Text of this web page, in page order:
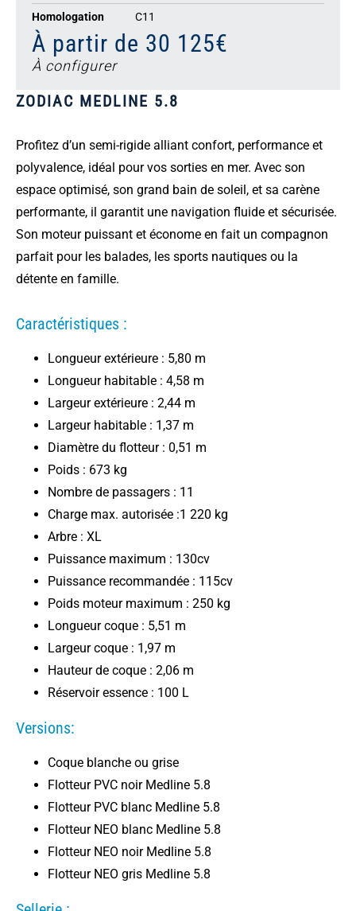
Homologation C11
À partir de 30 125€
À configurer
ZODIAC MEDLINE 5.8
Profitez d’un semi-rigide alliant confort, performance et
polyvalence, idéal pour vos sorties en mer. Avec son
espace optimisé, son grand bain de soleil, et sa carène
performante, il garantit une navigation fluide et sécurisée.
Son moteur puissant et économe en fait un compagnon
parfait pour les balades, les sports nautiques ou la
détente en famille.
Caractéristiques :
Longueur extérieure : 5,80 m
Longueur habitable : 4,58 m
Largeur extérieure : 2,44 m
Largeur habitable : 1,37 m
Diamètre du flotteur : 0,51 m
Poids : 673 kg
Nombre de passagers : 11
Charge max. autorisée :1 220 kg
Arbre : XL
Puissance maximum : 130cv
Puissance recommandée : 115cv
Poids moteur maximum : 250 kg
Longueur coque : 5,51 m
Largeur coque : 1,97 m
Hauteur de coque : 2,06 m
Réservoir essence : 100 L
Versions:
Coque blanche ou grise
Flotteur PVC noir Medline 5.8
Flotteur PVC blanc Medline 5.8
Flotteur NEO blanc Medline 5.8
Flotteur NEO noir Medline 5.8
Flotteur NEO gris Medline 5.8